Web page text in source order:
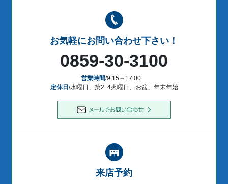
お気軽にお問い合わせ下さい！
0859-30-3100
営業時間/9:15～17:00
定休日 /水曜日、第2･4火曜日、お盆、年末年始
来店予約